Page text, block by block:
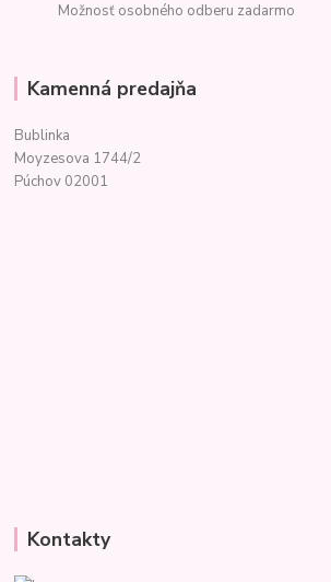
Možnosť osobného odberu zadarmo
Kamenná predajňa
Bublinka
Moyzesova 1744/2
Púchov 02001
Kontakty